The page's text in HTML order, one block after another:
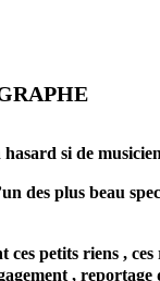
si de
des plus beau
ces petits riens ,
,